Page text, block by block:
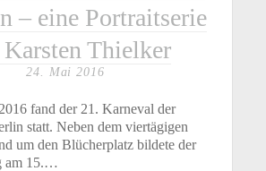
– eine Portraitserie
Thielker
24. Mai 2016
fand der 21. Karneval der
statt. Neben dem viertägigen
um den Blücherplatz bildete der
am 15.…